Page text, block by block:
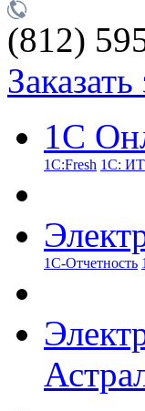
(812)
1С
1С:Fresh 1С:
1С-Отчетность